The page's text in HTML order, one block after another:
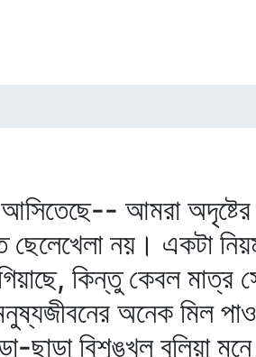
আমরা অদৃষ্টের
ছেলেখেলা নয়। একটা
কিন্তু কেবল মাত্র
মনুষ্যজীবনের অনেক মিল
ছাড়া বিশৃঙ্খল বলিয়া